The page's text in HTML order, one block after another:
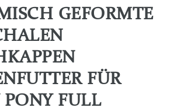
GEFORMTE
FÜR
PONY FULL